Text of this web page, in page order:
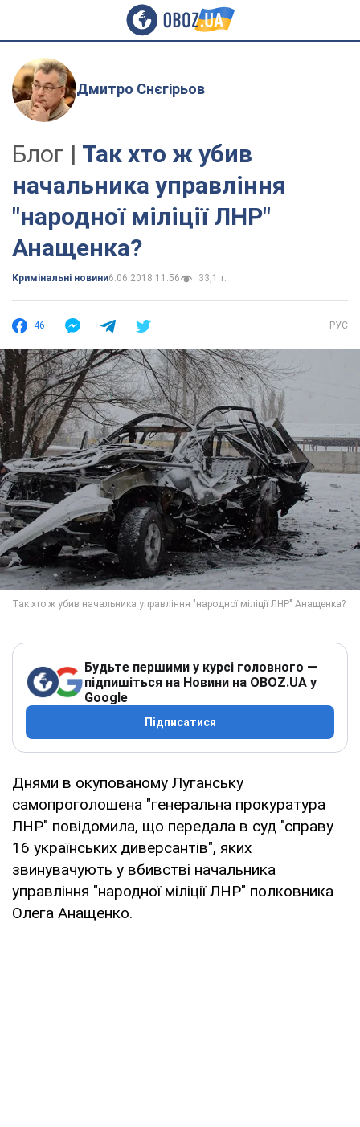
Дмитро Снєгірьов
Блог | Так хто ж убив
начальника управління
"народної міліції ЛНР"
Анащенка?
Кримінальні новини6.06.2018 11:56 33,1 т.
46 РУС
Будьте першими у курсі головного —
підпишіться на Новини на OBOZ.UA у
Google
Підписатися
Днями в окупованому Луганську
самопроголошена "генеральна прокуратура
ЛНР" повідомила, що передала в суд "справу
16 українських диверсантів", яких
звинувачують у вбивстві начальника
управління "народної міліції ЛНР" полковника
Олега Анащенко.